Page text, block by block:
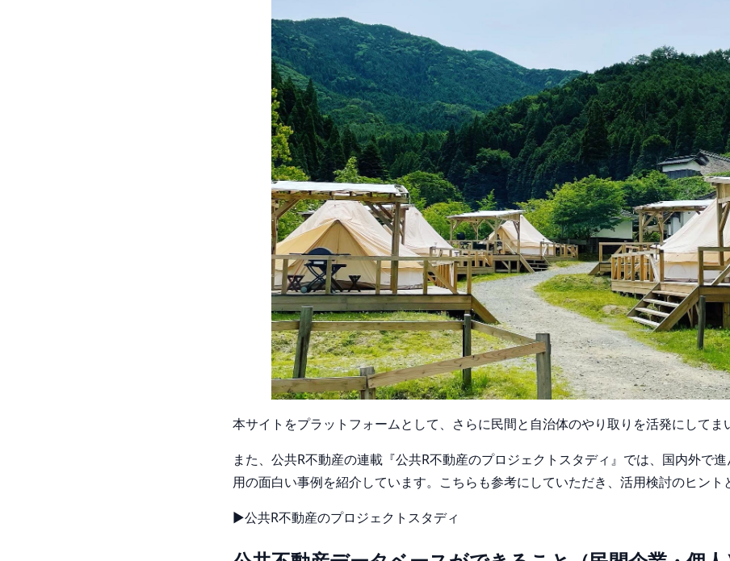
本サイトをプラットフォームとして、さらに民間と自治体のやり取りを活発にしてま
また、公共R不動産の連載『公共R不動産のプロジェクトスタディ』では、国内外で
用の面白い事例を紹介しています。こちらも参考にしていただき、活用検討のヒント
▶公共R不動産のプロジェクトスタディ